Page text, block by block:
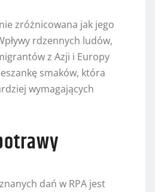
zróżnicowana jak jego
rdzennych ludów,
z Azji i Europy
smaków, która
wymagających
dań w RPA jest